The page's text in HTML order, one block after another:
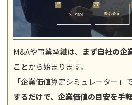
M&Aや事業承継は、 まず自社の企
ことから始まります。
「企業価値算定シミュレーター」で
するだけで、企業価値の目安を手